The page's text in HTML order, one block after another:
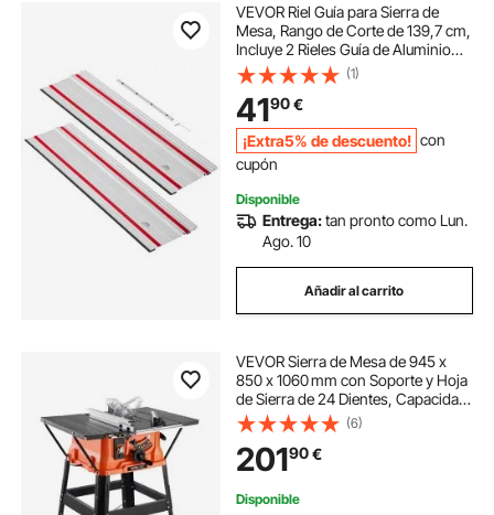
VEVOR Riel Guía para Sierra de
Mesa, Rango de Corte de 139,7 cm,
Incluye 2 Rieles Guía de Aluminio
Extruido de 698,5 mm y 1 Conector,
para Makita, Festool y WEN, para
Proyectos de Carpintería
(1)
4190€
¡Extra5% de descuento! con
cupón
Disponible
Entrega:tan pronto como Lun.
Ago. 10
Añadir al carrito
VEVOR Sierra de Mesa de 945 x
850 x 1060 mm con Soporte y Hoja
de Sierra de 24 Dientes, Capacidad
Máxima de Corte de 200 mm,
Velocidad de Corte de 4800 RPM
para Carpintería y Fabricación de
Muebles
(6)
20190€
Disponible